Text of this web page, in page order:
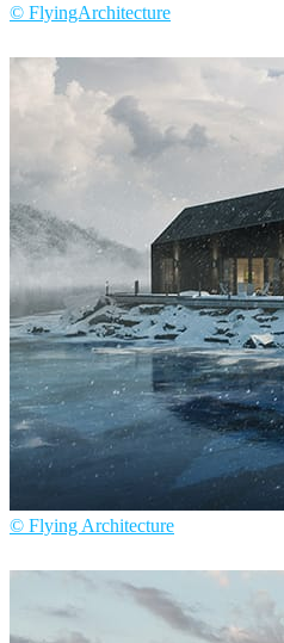
© FlyingArchitecture
Flying Architecture
© Flying Architecture
建築